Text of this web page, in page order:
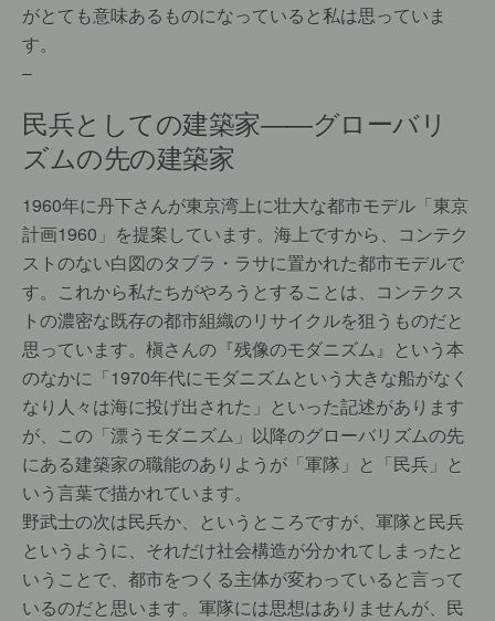
がとても意味あるものになっていると私は思っていま
す。
–
民兵としての建築家――グローバリ
ズムの先の建築家
1960年に丹下さんが東京湾上に壮大な都市モデル「東京
計画1960」を提案しています。海上ですから、コンテク
ストのない白図のタブラ・ラサに置かれた都市モデルで
す。これから私たちがやろうとすることは、コンテクス
トの濃密な既存の都市組織のリサイクルを狙うものだと
思っています。槇さんの『残像のモダニズム』という本
のなかに「1970年代にモダニズムという大きな船がなく
なり人々は海に投げ出された」といった記述があります
が、この「漂うモダニズム」以降のグローバリズムの先
にある建築家の職能のありようが「軍隊」と「民兵」と
いう言葉で描かれています。
野武士の次は民兵か、というところですが、軍隊と民兵
というように、それだけ社会構造が分かれてしまったと
いうことで、都市をつくる主体が変わっていると言って
いるのだと思います。軍隊には思想はありませんが、民